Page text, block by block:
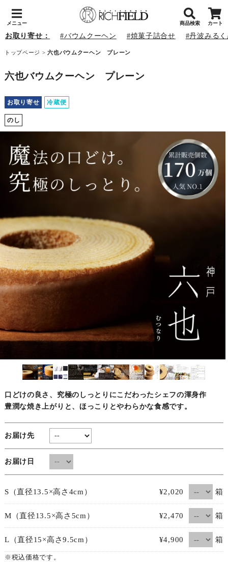
メニュー 商品検索 カート
お取り寄せ： バウムクーヘン 焼菓子詰合せ 丹波みる
トップページ >六也バウムクーヘン プレーン
六也バウムクーヘン プレーン
お取り寄せ 冷蔵便
のし
口どけの良さ、究極のしっとりにこだわったシェフの渾身作
豊潤な焼き上がりと、ほっこりとやわらかな食感です。
お届け先
お届け日
S（直径13.5×高さ4cm） ¥2,020 箱
M（直径13.5×高さ5cm） ¥2,470 箱
L（直径15×高さ9.5cm） ¥4,900 箱
※税込価格です。